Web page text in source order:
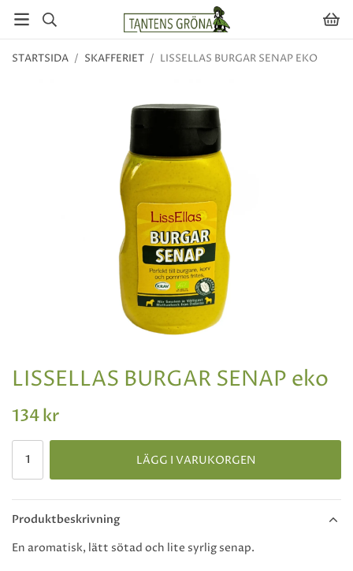
STARTSIDA / SKAFFERIET / LISSELLAS BURGAR SENAP EKO
LISSELLAS BURGAR SENAP eko
134 kr
LÄGG I VARUKORGEN
Produktbeskrivning
En aromatisk, lätt sötad och lite syrlig senap.